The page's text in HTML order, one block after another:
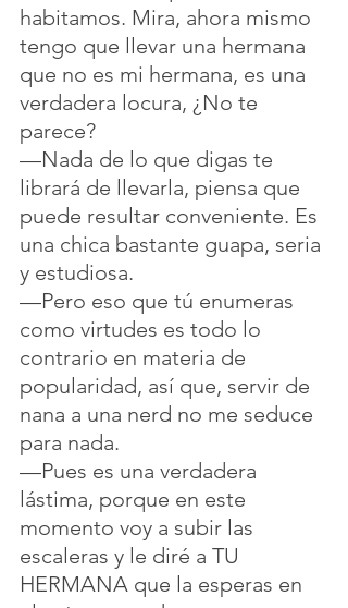
habitamos. Mira, ahora mismo
tengo que llevar una hermana
que no es mi hermana, es una
verdadera locura, ¿No te
parece?
—Nada de lo que digas te
librará de llevarla, piensa que
puede resultar conveniente. Es
una chica bastante guapa, seria
y estudiosa.
—Pero eso que tú enumeras
como virtudes es todo lo
contrario en materia de
popularidad, así que, servir de
nana a una nerd no me seduce
para nada.
—Pues es una verdadera
lástima, porque en este
momento voy a subir las
escaleras y le diré a TU
HERMANA que la esperas en